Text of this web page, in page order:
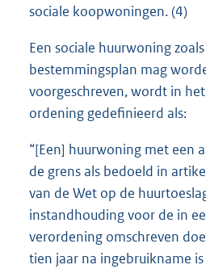
sociale koopwoningen. (4)
Een sociale huurwoning
bestemmingsplan mag
voorgeschreven, wordt in
ordening gedefinieerd als:
“[Een] huurwoning met een
de grens als bedoeld in
van de Wet op de
instandhouding voor de in
verordening omschreven
tien jaar na ingebruikname is